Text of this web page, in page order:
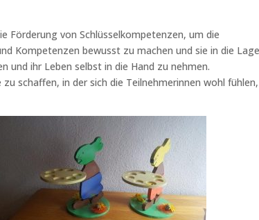
Förderung von Schlüsselkompetenzen, um die
Kompetenzen bewusst zu machen und sie in die
und ihr Leben selbst in die Hand zu nehmen.
schaffen, in der sich die Teilnehmerinnen wohl fühlen,